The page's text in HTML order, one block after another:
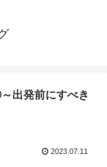
出発前にすべき
2023.07.11